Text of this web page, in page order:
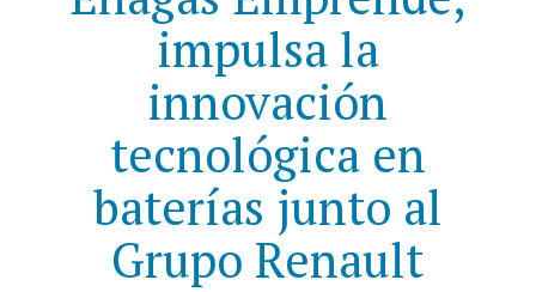
impulsa la
innovación
tecnológica en
baterías junto al
Grupo Renault